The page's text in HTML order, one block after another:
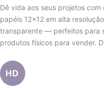
era:
R$
Dê vida aos seus projetos com
papéis 12×12 em alta
transparente — perfeitos para
produtos físicos para vender.